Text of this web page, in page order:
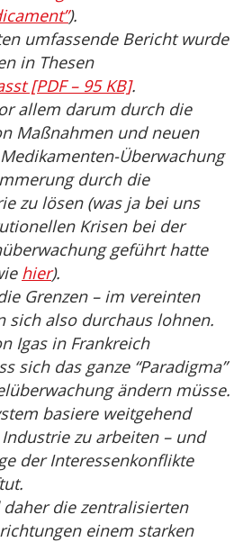
).
umfassende Bericht wurde
in Thesen
[PDF – 95 KB].
allem darum durch die
Maßnahmen und neuen
Überwachung
durch die
zu lösen (was ja bei uns
Krisen bei der
geführt hatte
hier).
Grenzen – im vereinten
sich also durchaus lohnen.
Igas in Frankreich
sich das ganze “Paradigma”
ändern müsse.
basiere weitgehend
zu arbeiten – und
der Interessenkonflikte
daher die zentralisierten
einem starken